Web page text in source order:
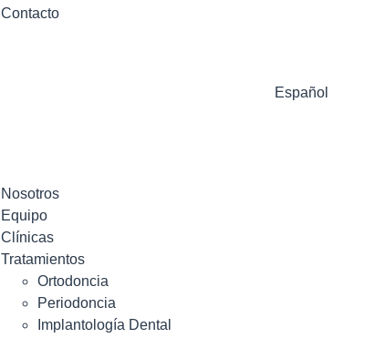
Contacto
Español
Nosotros
Equipo
Clínicas
Tratamientos
Ortodoncia
Periodoncia
Implantología Dental